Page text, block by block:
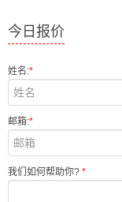
今日报价
姓名:*
邮箱:*
我们如何帮助你? *